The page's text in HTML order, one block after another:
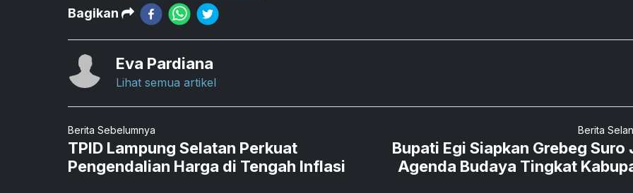
Bagikan
Eva Pardiana
Lihat semua artikel
Berita Sebelumnya
TPID Lampung Selatan Perkuat
Pengendalian Harga di Tengah Inflasi
Berita
Bupati Egi Siapkan Grebeg Suro
Agenda Budaya Tingkat